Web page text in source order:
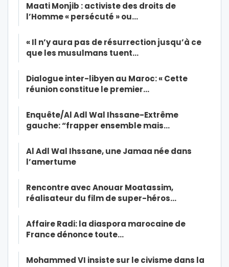
Maati Monjib : activiste des droits de
l’Homme « persécuté » ou…
« Il n’y aura pas de résurrection jusqu’à ce
que les musulmans tuent…
Dialogue inter-libyen au Maroc: « Cette
réunion constitue le premier…
Enquête/Al Adl Wal Ihssane-Extrême
gauche: “frapper ensemble mais…
Al Adl Wal Ihssane, une Jamaa née dans
l’amertume
Rencontre avec Anouar Moatassim,
réalisateur du film de super-héros…
Affaire Radi: la diaspora marocaine de
France dénonce toute…
Mohammed VI insiste sur le civisme dans la